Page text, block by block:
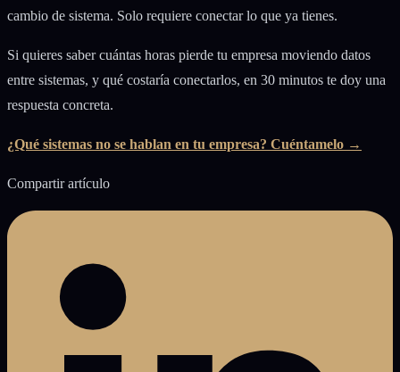
cambio de sistema. Solo requiere conectar lo que ya tienes.
Si quieres saber cuántas horas pierde tu empresa moviendo datos
entre sistemas, y qué costaría conectarlos, en 30 minutos te doy una
respuesta concreta.
¿Qué sistemas no se hablan en tu empresa? Cuéntamelo →
Compartir artículo